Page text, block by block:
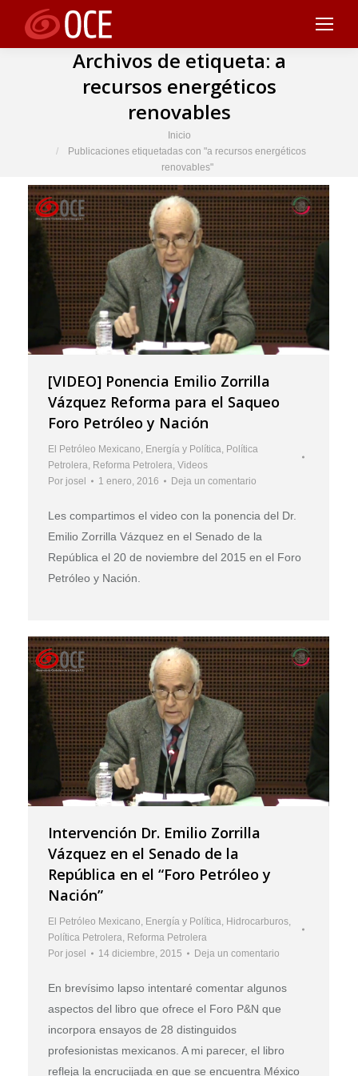
Archivos de etiqueta: a
recursos energéticos
renovables
Inicio
Publicaciones etiquetadas con "a recursos energéticos
renovables"
[VIDEO] Ponencia Emilio Zorrilla
Vázquez Reforma para el Saqueo
Foro Petróleo y Nación
El Petróleo Mexicano, Energía y Política, Política
Petrolera, Reforma Petrolera, Videos
Por josel 1 enero, 2016 Deja un comentario
Les compartimos el video con la ponencia del Dr.
Emilio Zorrilla Vázquez en el Senado de la
República el 20 de noviembre del 2015 en el Foro
Petróleo y Nación.
Intervención Dr. Emilio Zorrilla
Vázquez en el Senado de la
República en el “Foro Petróleo y
Nación”
El Petróleo Mexicano, Energía y Política, Hidrocarburos,
Política Petrolera, Reforma Petrolera
Por josel 14 diciembre, 2015 Deja un comentario
En brevísimo lapso intentaré comentar algunos
aspectos del libro que ofrece el Foro P&N que
incorpora ensayos de 28 distinguidos
profesionistas mexicanos. A mi parecer, el libro
refleja la encrucijada en que se encuentra México